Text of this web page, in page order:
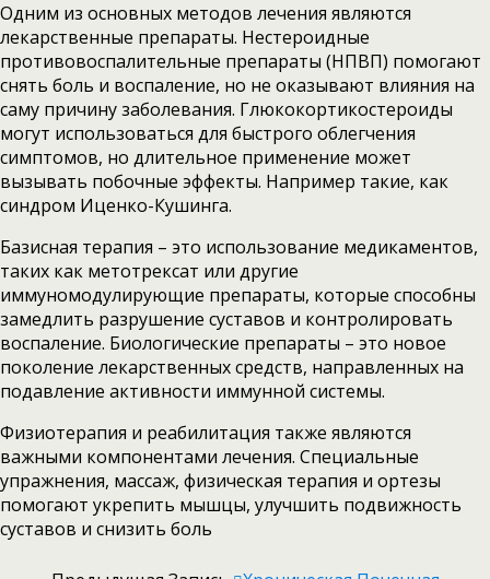
Одним из основных методов лечения являются
лекарственные препараты. Нестероидные
противовоспалительные препараты (НПВП) помогают
снять боль и воспаление, но не оказывают влияния на
саму причину заболевания. Глюкокортикостероиды
могут использоваться для быстрого облегчения
симптомов, но длительное применение может
вызывать побочные эффекты. Например такие, как
синдром Иценко-Кушинга.
Базисная терапия – это использование медикаментов,
таких как метотрексат или другие
иммуномодулирующие препараты, которые способны
замедлить разрушение суставов и контролировать
воспаление. Биологические препараты – это новое
поколение лекарственных средств, направленных на
подавление активности иммунной системы.
Физиотерапия и реабилитация также являются
важными компонентами лечения. Специальные
упражнения, массаж, физическая терапия и ортезы
помогают укрепить мышцы, улучшить подвижность
суставов и снизить боль